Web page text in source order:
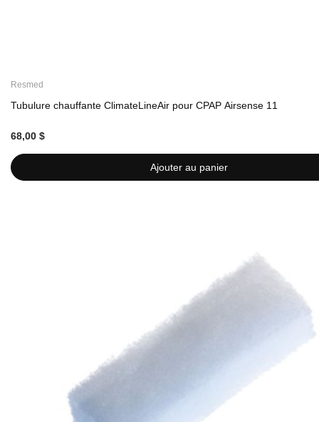
Ajouter au panier
Resmed
Tubulure chauffante ClimateLineAir pour CPAP Airsense 11
68,00 $